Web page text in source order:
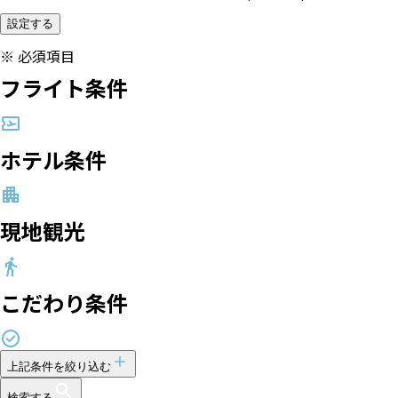
設定する
※ 必須項目
フライト条件
ホテル条件
現地観光
こだわり条件
上記条件を絞り込む